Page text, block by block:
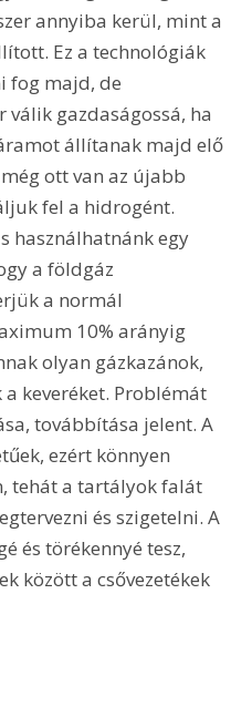
annyiba kerül, mint a
Ez a technológiák
fog majd, de
gazdaságossá, ha
állítanak majd elő
ott van az újabb
fel a hidrogént.
használhatnánk egy
a földgáz
a normál
10% arányig
olyan gázkazánok,
keveréket. Problémát
továbbítása jelent. A
ezért könnyen
tehát a tartályok falát
és szigetelni. A
és törékennyé tesz,
között a csővezetékek